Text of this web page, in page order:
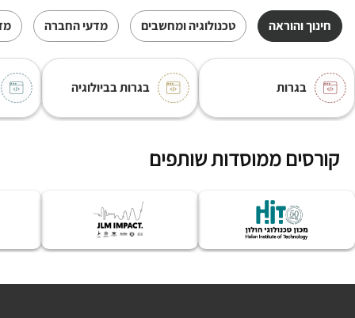
חינוך והוראה טכנולוגיה ומחשבים מדעי החברה
בגרות בגרות בביולוגיה
קורסים ממוסדות שותפים